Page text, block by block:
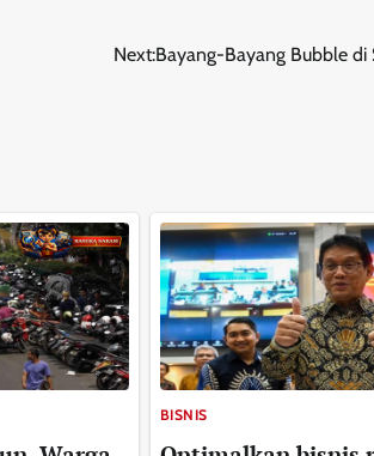
Next:Bayang-Bayang Bubble di
BISNIS